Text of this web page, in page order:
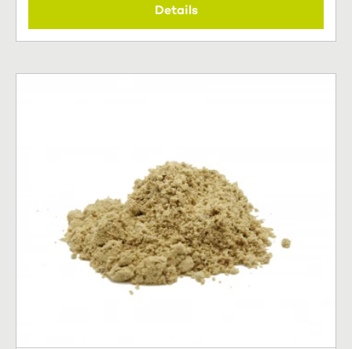
Details